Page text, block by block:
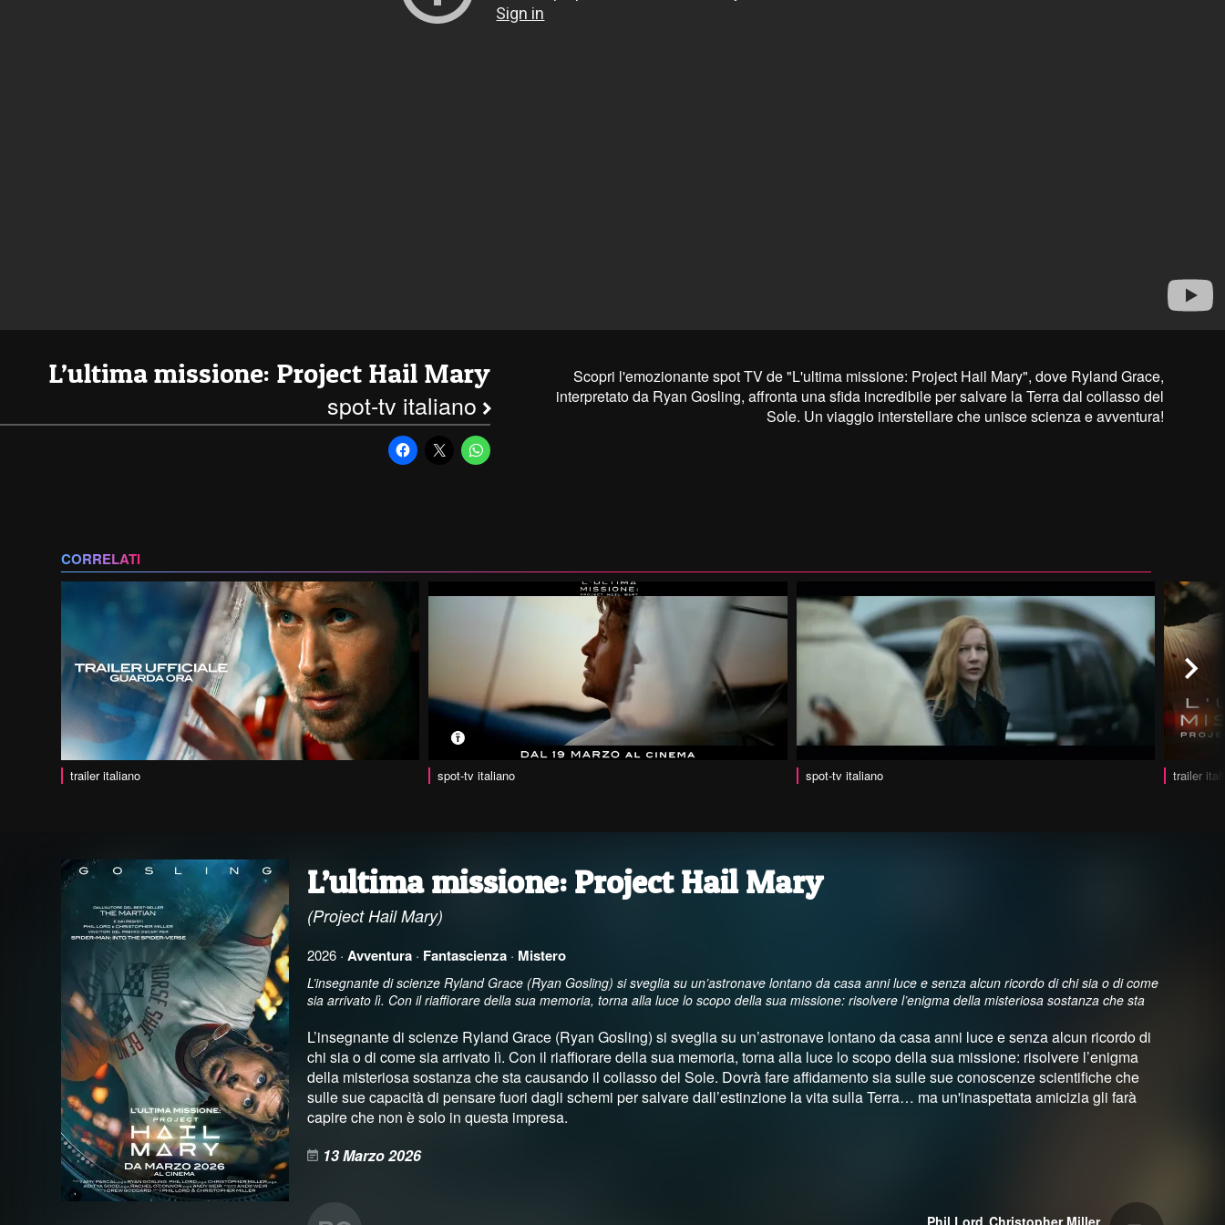
L’ultima missione: Project Hail Mary
spot-tv italiano
Scopri l'emozionante spot TV de "L'ultima missione: Project Hail Mary", dove Ryland Grace,
interpretato da Ryan Gosling, affronta una sfida incredibile per salvare la Terra dal collasso del
Sole. Un viaggio interstellare che unisce scienza e avventura!
CORRELATI
trailer italiano spot-tv italiano spot-tv italiano trailer
L’ultima missione: Project Hail Mary
(Project Hail Mary)
2026 · Avventura · Fantascienza · Mistero
L’insegnante di scienze Ryland Grace (Ryan Gosling) si sveglia su un’astronave lontano da casa anni luce e senza alcun ricordo di chi sia o di come
sia arrivato lì. Con il riaffiorare della sua memoria, torna alla luce lo scopo della sua missione: risolvere l’enigma della misteriosa sostanza che sta
L’insegnante di scienze Ryland Grace (Ryan Gosling) si sveglia su un’astronave lontano da casa anni luce e senza alcun ricordo di
chi sia o di come sia arrivato lì. Con il riaffiorare della sua memoria, torna alla luce lo scopo della sua missione: risolvere l’enigma
della misteriosa sostanza che sta causando il collasso del Sole. Dovrà fare affidamento sia sulle sue conoscenze scientifiche che
sulle sue capacità di pensare fuori dagli schemi per salvare dall’estinzione la vita sulla Terra… ma un'inaspettata amicizia gli farà
capire che non è solo in questa impresa.
13 Marzo 2026